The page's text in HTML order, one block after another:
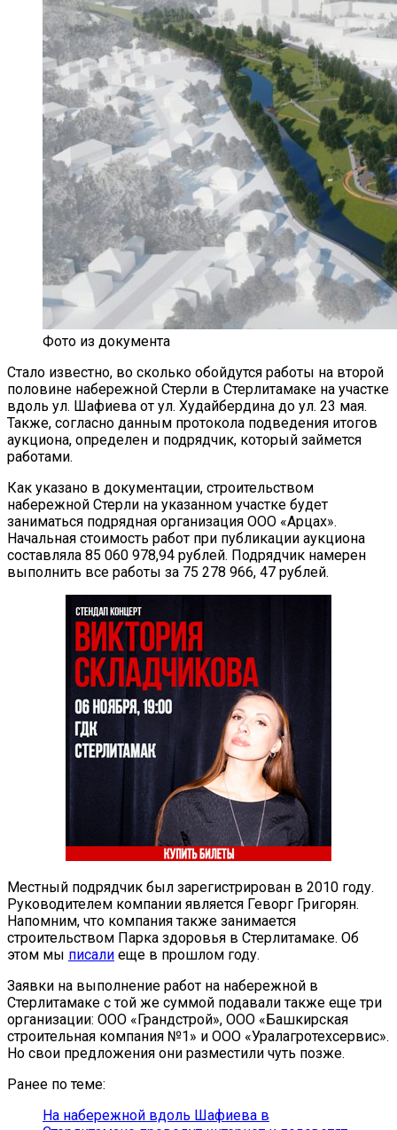
Фото из документа
Стало известно, во сколько обойдутся работы на второй
половине набережной Стерли в Стерлитамаке на участке
вдоль ул. Шафиева от ул. Худайбердина до ул. 23 мая.
Также, согласно данным протокола подведения итогов
аукциона, определен и подрядчик, который займется
работами.
Как указано в документации, строительством
набережной Стерли на указанном участке будет
заниматься подрядная организация ООО «Арцах».
Начальная стоимость работ при публикации аукциона
составляла 85 060 978,94 рублей. Подрядчик намерен
выполнить все работы за 75 278 966, 47 рублей.
Местный подрядчик был зарегистрирован в 2010 году.
Руководителем компании является Геворг Григорян.
Напомним, что компания также занимается
строительством Парка здоровья в Стерлитамаке. Об
этом мы писали еще в прошлом году.
Заявки на выполнение работ на набережной в
Стерлитамаке с той же суммой подавали также еще три
организации: ООО «Грандстрой», ООО «Башкирская
строительная компания №1» и ООО «Уралагротехсервис».
Но свои предложения они разместили чуть позже.
Ранее по теме:
На набережной вдоль Шафиева в